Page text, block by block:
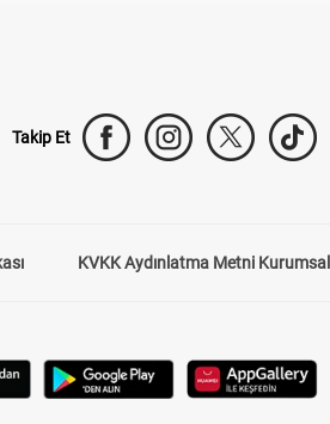
Takip Et
KVKK Aydınlatma Metni Kurumsal